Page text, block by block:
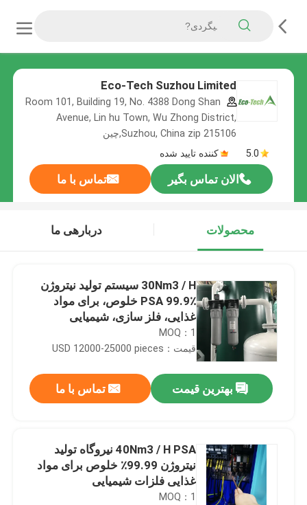
Eco-Tech Suzhou Limited
Room 101, Building 19, No. 4388 Dong Shan
Avenue, Lin hu Town, Wu Zhong District,
Suzhou, China zip 215106,چین
5.0
کننده تایید شده
الان تماس بگیر تماس با ما
محصولات دربارهی ما
30Nm3 / H سیستم تولید نیتروژن
PSA 99.9٪ خلوص، برای مواد
غذایی، فلز سازی، شیمیایی
MOQ：1
قیمت：USD 12000-25000 pieces
بهترین قیمت تماس با ما
40Nm3 / H PSA نیروگاه تولید
نیتروژن 99.99٪ خلوص برای مواد
غذایی فلزات شیمیایی
MOQ：1